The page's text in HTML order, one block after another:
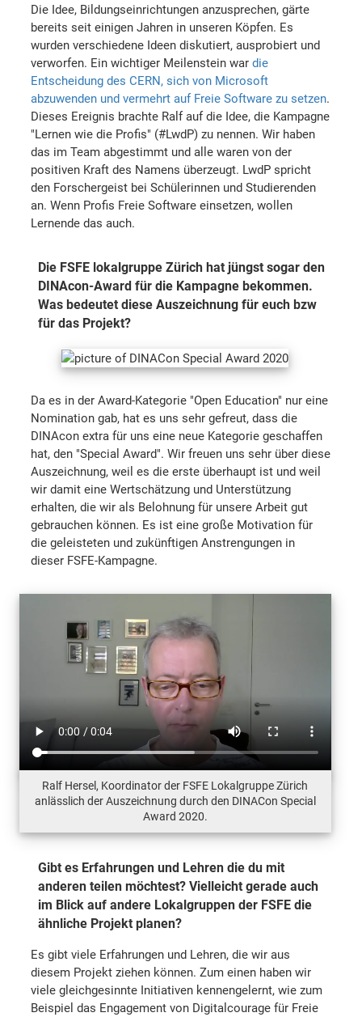
Die Idee, Bildungseinrichtungen anzusprechen, gärte
bereits seit einigen Jahren in unseren Köpfen. Es
wurden verschiedene Ideen diskutiert, ausprobiert und
verworfen. Ein wichtiger Meilenstein wardie
Entscheidung des CERN, sich von Microsoft
abzuwenden und vermehrt auf Freie Software zu setzen.
Dieses Ereignis brachte Ralf auf die Idee, die Kampagne
"Lernen wie die Profis" (#LwdP) zu nennen. Wir haben
das im Team abgestimmt und alle waren von der
positiven Kraft des Namens überzeugt. LwdP spricht
den Forschergeist bei Schülerinnen und Studierenden
an. Wenn Profis Freie Software einsetzen, wollen
Lernende das auch.
Die FSFE lokalgruppe Zürich hat jüngst sogar den
DINAcon-Award für die Kampagne bekommen.
Was bedeutet diese Auszeichnung für euch bzw
für das Projekt?
Da es in der Award-Kategorie "Open Education" nur eine
Nomination gab, hat es uns sehr gefreut, dass die
DINAcon extra für uns eine neue Kategorie geschaffen
hat, den "Special Award". Wir freuen uns sehr über diese
Auszeichnung, weil es die erste überhaupt ist und weil
wir damit eine Wertschätzung und Unterstützung
erhalten, die wir als Belohnung für unsere Arbeit gut
gebrauchen können. Es ist eine große Motivation für
die geleisteten und zukünftigen Anstrengungen in
dieser FSFE-Kampagne.
Ralf Hersel, Koordinator der FSFE Lokalgruppe Zürich
anlässlich der Auszeichnung durch den DINACon Special
Award 2020.
Gibt es Erfahrungen und Lehren die du mit
anderen teilen möchtest? Vielleicht gerade auch
im Blick auf andere Lokalgruppen der FSFE die
ähnliche Projekt planen?
Es gibt viele Erfahrungen und Lehren, die wir aus
diesem Projekt ziehen können. Zum einen haben wir
viele gleichgesinnte Initiativen kennengelernt, wie zum
Beispiel das Engagement von Digitalcourage für Freie